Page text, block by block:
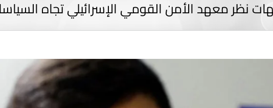
نظر معهد الأمن القومي الإسرائيلي تجاه